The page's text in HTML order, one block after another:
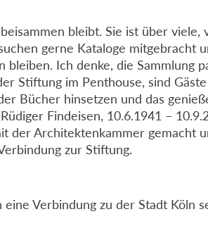
bleibt. Sie ist über
gerne Kataloge mitgebracht
bleiben. Ich denke, die Sammlung
Stiftung im Penthouse, sind
Bücher hinsetzen und das
Findeisen, 10.6.1941 –
der Architektenkammer gemacht
zur Stiftung.
Verbindung zu der Stadt Köln